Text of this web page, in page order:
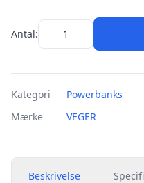
Antal:
Kategori
Powerbanks
Mærke
VEGER
Beskrivelse